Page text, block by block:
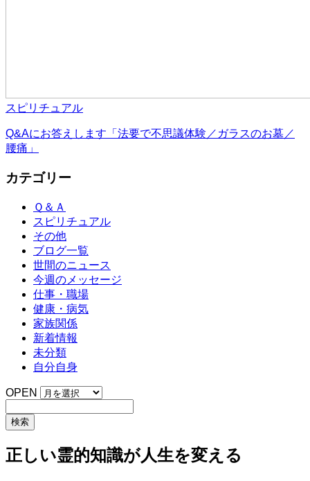
スピリチュアル
Q&Aにお答えします「法要で不思議体験／ガラスのお墓／
腰痛」
カテゴリー
Ｑ＆Ａ
スピリチュアル
その他
ブログ一覧
世間のニュース
今週のメッセージ
仕事・職場
健康・病気
家族関係
新着情報
未分類
自分自身
OPEN
正しい霊的知識が人生を変える